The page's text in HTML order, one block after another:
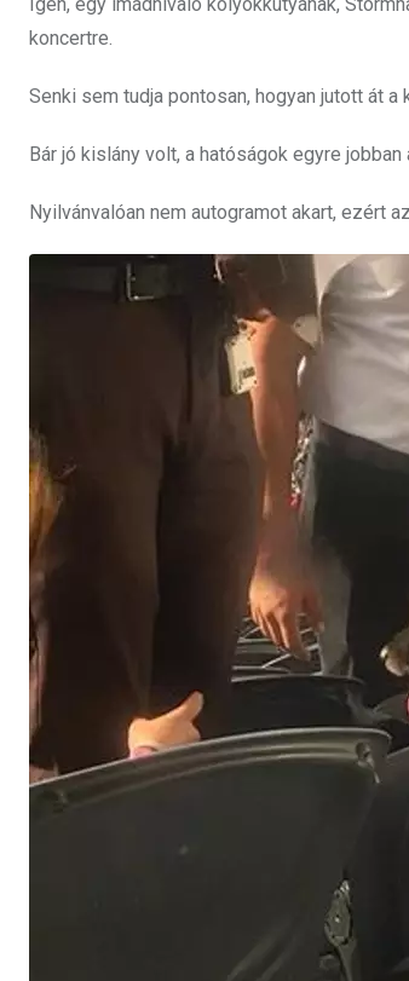
Igen, egy imádnivaló kölyökkutyának,
koncertre.
Senki sem tudja pontosan, hogyan jutott át
Bár jó kislány volt, a hatóságok egyre
Nyilvánvalóan nem autogramot akart, ezért